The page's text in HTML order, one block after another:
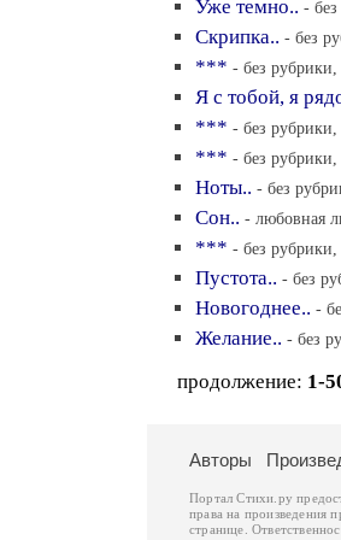
Уже темно.. -
Скрипка.. - без
*** - без
Я с тобой, я
*** - без
*** - без
Ноты.. - без
Сон.. - любовная
*** - без
Пустота.. - без
Новогоднее.. -
Желание.. - без
продолжение: 1-
Авторы
Портал Стихи.ру
права на произведения
странице.